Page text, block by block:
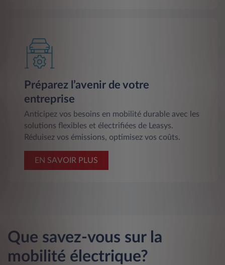
Préparez l’avenir de votre
entreprise
Anticipez vos besoins en mobilité durable avec les
solutions flexibles et électrifiées de Leasys.
Réduisez vos émissions, optimisez vos coûts.
EN SAVOIR PLUS
Que savez-vous sur la
mobilité électrique?